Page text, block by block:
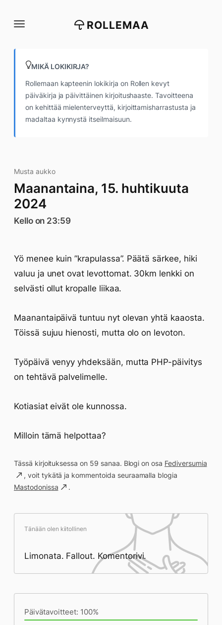
suoraan
ROLLEMAA
MIKÄ LOKIKIRJA?
Rollemaan kapteenin lokikirja on Rollen kevyt
päiväkirja ja päivittäinen kirjoitushaaste. Tavoitteena
on kehittää mielenterveyttä, kirjoittamisharrastusta ja
madaltaa kynnystä itseilmaisuun.
Musta aukko
Maanantaina, 15. huhtikuuta
2024
Kello on 23:59
Yö menee kuin ”krapulassa”. Päätä särkee, hiki
valuu ja unet ovat levottomat. 30km lenkki on
selvästi ollut kropalle liikaa.
Maanantaipäivä tuntuu nyt olevan yhtä kaaosta.
Töissä sujuu hienosti, mutta olo on levoton.
Työpäivä venyy yhdeksään, mutta PHP-päivitys
on tehtävä palvelimelle.
Kotiasiat eivät ole kunnossa.
Milloin tämä helpottaa?
Tässä kirjoituksessa on 59 sanaa. Blogi on osa Fediversumia
, voit tykätä ja kommentoida seuraamalla blogia
Mastodonissa
.
Tänään olen kiitollinen
Limonata. Fallout. Komentorivi.
Päivätavoitteet: 100%